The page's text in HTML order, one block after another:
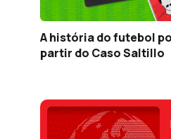
A história do futebol
partir do Caso Saltillo